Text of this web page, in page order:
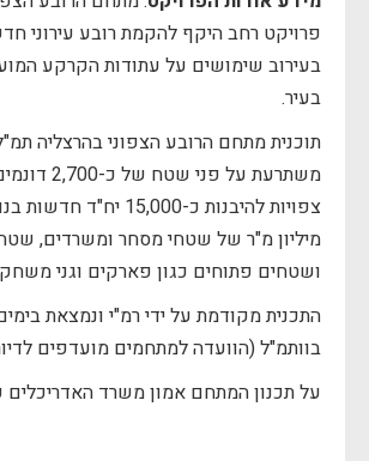
פרויקט רחב היקף להקמת רובע עירוני
בעירוב שימושים על עתודות הקרקע
בעיר.
משתרעת על
צפויות להיבנות כ-15,000
מיליון מ"ר של שטחי מסחר ומשרדים,
ושטחים פתוחים כגון פארקים וגני
התכנית מקודמת על ידי רמ"י ונמצאת
בוותמ"ל (הוועדה למתחמים מועדפים
על תכנון המתחם אמון משרד האדריכלים